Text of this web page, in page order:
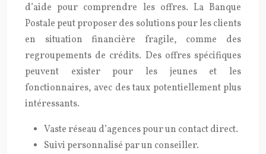
d’aide pour comprendre les offres. La Banque
Postale peut proposer des solutions pour les clients
en situation financière fragile, comme des
regroupements de crédits. Des offres spécifiques
peuvent exister pour les jeunes et les
fonctionnaires, avec des taux potentiellement plus
intéressants.
Vaste réseau d’agences pour un contact direct.
Suivi personnalisé par un conseiller.